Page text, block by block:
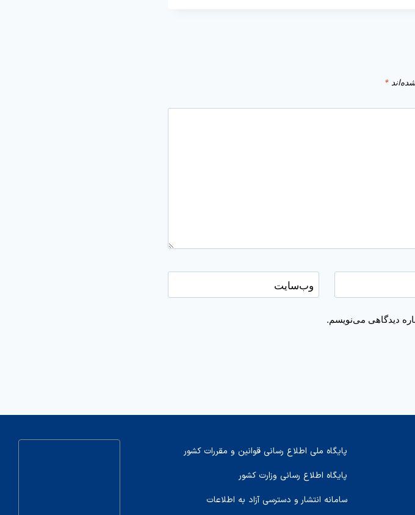
*
وب‌سایت
دیدگاهی می‌نویسم.
پایگاه ملی اطلاع رسانی قوانین و مقررات کشور
پایگاه اطلاع رسانی وزارت کشور
سامانه انتشار و دسترسی آزاد به اطلاعات